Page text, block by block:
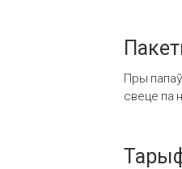
Пры
свеце па